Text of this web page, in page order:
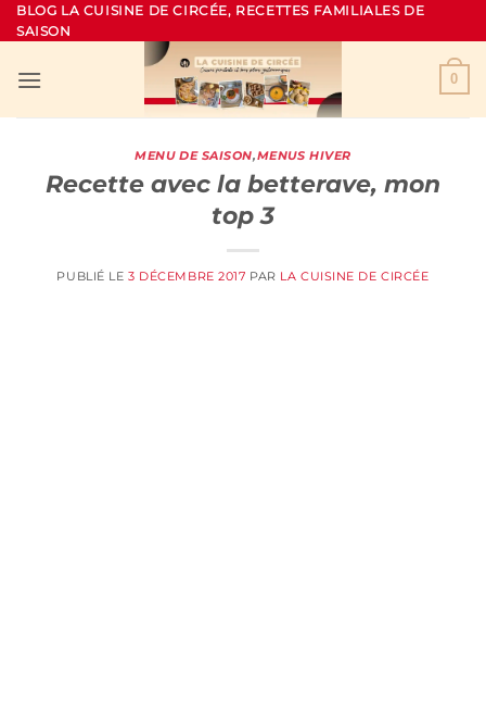
Passer
au
BLOG LA CUISINE DE CIRCÉE, RECETTES FAMILIALES DE
SAISON
0
MENU DE SAISON,MENUS HIVER
Recette avec la betterave, mon
top 3
PUBLIÉ LE3 DÉCEMBRE 2017 PAR LA CUISINE DE CIRCÉE